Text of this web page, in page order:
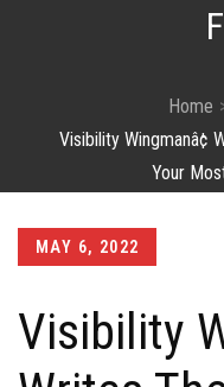
Home
Visibility
Your
Posted
MAY 6, 2022
Visibility